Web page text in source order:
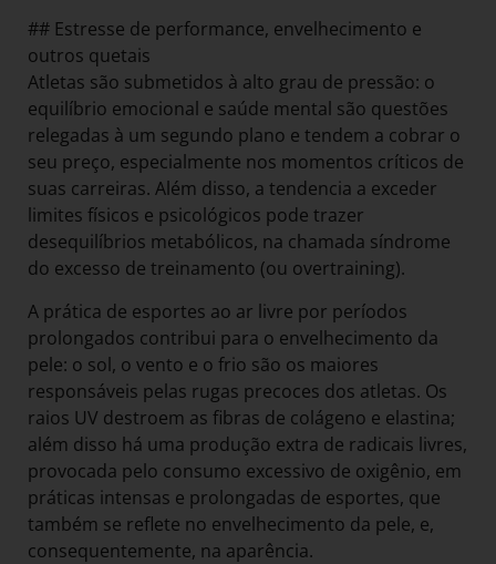
## Estresse de performance, envelhecimento e
outros quetais
Atletas são submetidos à alto grau de pressão: o
equilíbrio emocional e saúde mental são questões
relegadas à um segundo plano e tendem a cobrar o
seu preço, especialmente nos momentos críticos de
suas carreiras. Além disso, a tendencia a exceder
limites físicos e psicológicos pode trazer
desequilíbrios metabólicos, na chamada síndrome
do excesso de treinamento (ou overtraining).
A prática de esportes ao ar livre por períodos
prolongados contribui para o envelhecimento da
pele: o sol, o vento e o frio são os maiores
responsáveis pelas rugas precoces dos atletas. Os
raios UV destroem as fibras de colágeno e elastina;
além disso há uma produção extra de radicais livres,
provocada pelo consumo excessivo de oxigênio, em
práticas intensas e prolongadas de esportes, que
também se reflete no envelhecimento da pele, e,
consequentemente, na aparência.